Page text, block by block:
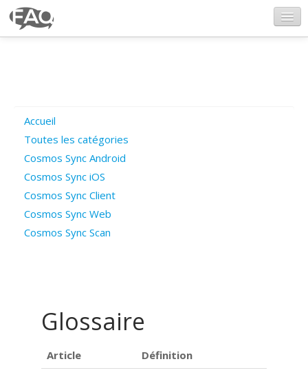
Poser une question
Questions ouvertes
Connexion
Accueil
Toutes les catégories
Cosmos Sync Android
Cosmos Sync iOS
Cosmos Sync Client
Cosmos Sync Web
Cosmos Sync Scan
Glossaire
Article Définition